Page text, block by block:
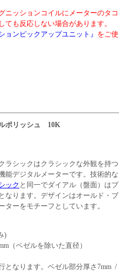
ッションコイルにメーターのタコ
ても反応しない場合があります。
ョンピックアップユニット』 をご使
ポリッシュ 10K
ラシックはクラシックな外観を持つ
能デジタルメーターです。技術的な
ック と同一でダイアル（盤面）はブ
なります。デザインはオールド・ブ
ターをモチーフとしています。
)
（ベゼルを除いた直径）
となります。ベゼル部分厚さ7mm /